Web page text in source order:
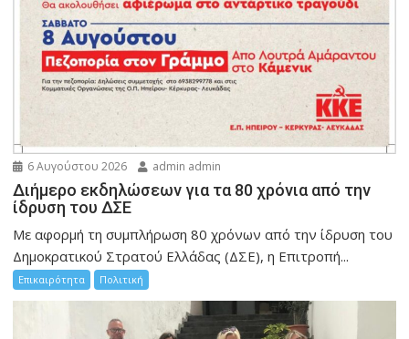
6 Αυγούστου 2026 admin admin
Διήμερο εκδηλώσεων για τα 80 χρόνια από την
ίδρυση του ΔΣΕ
Με αφορμή τη συμπλήρωση 80 χρόνων από την ίδρυση του
Δημοκρατικού Στρατού Ελλάδας (ΔΣΕ), η Επιτροπή...
Επικαιρότητα Πολιτική